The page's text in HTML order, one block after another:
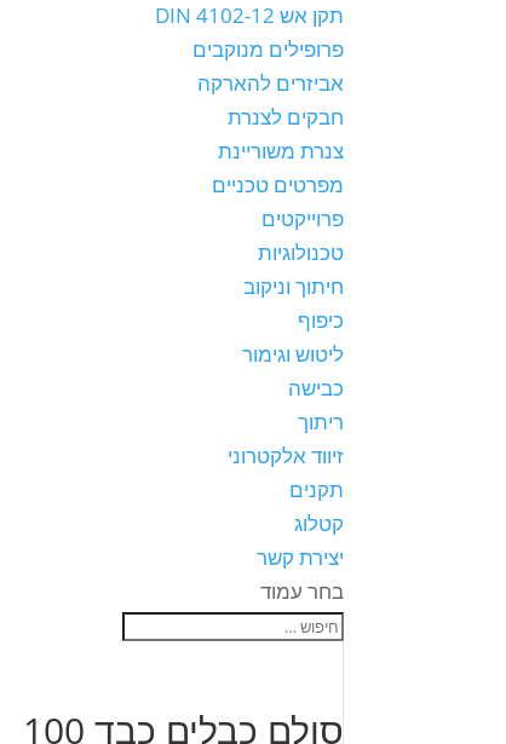
תקן אש DIN 4102-12
פרופילים מנוקבים
אביזרים להארקה
חבקים לצנרת
צנרת משוריינת
מפרטים טכניים
פרוייקטים
טכנולוגיות
חיתוך וניקוב
כיפוף
ליטוש וגימור
כבישה
ריתוך
זיווד אלקטרוני
תקנים
קטלוג
יצירת קשר
בחר עמוד
סולם כבלים כבד 100